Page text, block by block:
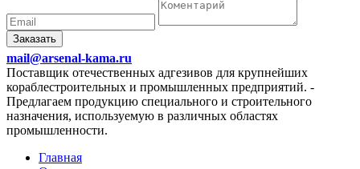
Заказать
mail@arsenal-kama.ru
Поставщик отечественных адгезивов для крупнейших
кораблестроительных и промышленных предприятий. -
Предлагаем продукцию специального и строительного
назначения, используемую в различных областях
промышленности.
Главная